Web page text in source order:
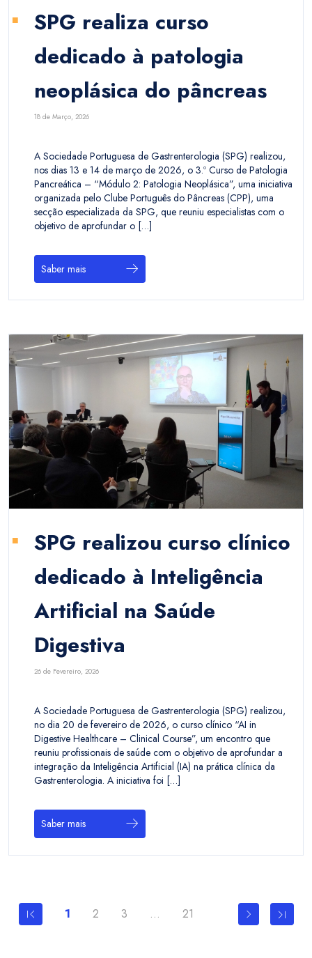
SPG realiza curso
dedicado à patologia
neoplásica do pâncreas
18 de Março, 2026
A Sociedade Portuguesa de Gastrenterologia (SPG) realizou,
nos dias 13 e 14 de março de 2026, o 3.º Curso de Patologia
Pancreática – “Módulo 2: Patologia Neoplásica”, uma iniciativa
organizada pelo Clube Português do Pâncreas (CPP), uma
secção especializada da SPG, que reuniu especialistas com o
objetivo de aprofundar o […]
Saber mais
SPG realizou curso clínico
dedicado à Inteligência
Artificial na Saúde
Digestiva
26 de Fevereiro, 2026
A Sociedade Portuguesa de Gastrenterologia (SPG) realizou,
no dia 20 de fevereiro de 2026, o curso clínico “AI in
Digestive Healthcare – Clinical Course”, um encontro que
reuniu profissionais de saúde com o objetivo de aprofundar a
integração da Inteligência Artificial (IA) na prática clínica da
Gastrenterologia. A iniciativa foi […]
Saber mais
1 2 3 … 21